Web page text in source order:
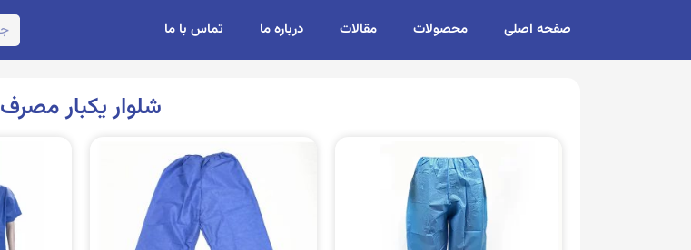
صفحه اصلی محصولات مقالات درباره ما تماس با ما
شلوار یکبار مصرف